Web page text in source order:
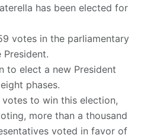
has been elected for
votes in the parliamentary
to elect a new President
phases.
to win this election,
more than a thousand
voted in favor of